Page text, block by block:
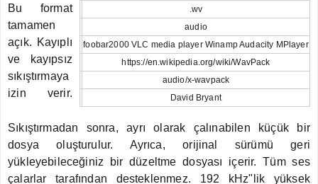
.wv
audio
foobar2000 VLC media player Winamp Audacity MPlayer
https://en.wikipedia.org/wiki/WavPack
audio/x-wavpack
David Bryant
Bu format
tamamen
açık. Kayıplı
ve kayıpsız
sıkıştırmaya
izin verir.
Sıkıştırmadan sonra, ayrı olarak çalınabilen küçük bir
dosya oluşturulur. Ayrıca, orijinal sürümü geri
yükleyebileceğiniz bir düzeltme dosyası içerir. Tüm ses
çalarlar tarafından desteklenmez. 192 kHz"lik yüksek